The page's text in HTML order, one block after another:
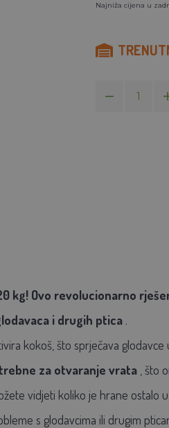
Najniža cijena u
kg! Ovo revolucionarno
i drugih ptica .
kokoš, što sprječava glodavce
za otvaranje vrata, što
vidjeti koliko je hrane ostalo
s glodavcima ili drugim